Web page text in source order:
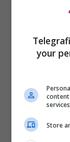
your
content
Store